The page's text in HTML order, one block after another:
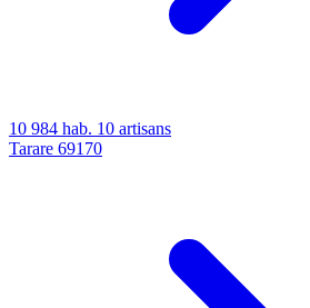
10 984 hab. 10 artisans
Tarare 69170